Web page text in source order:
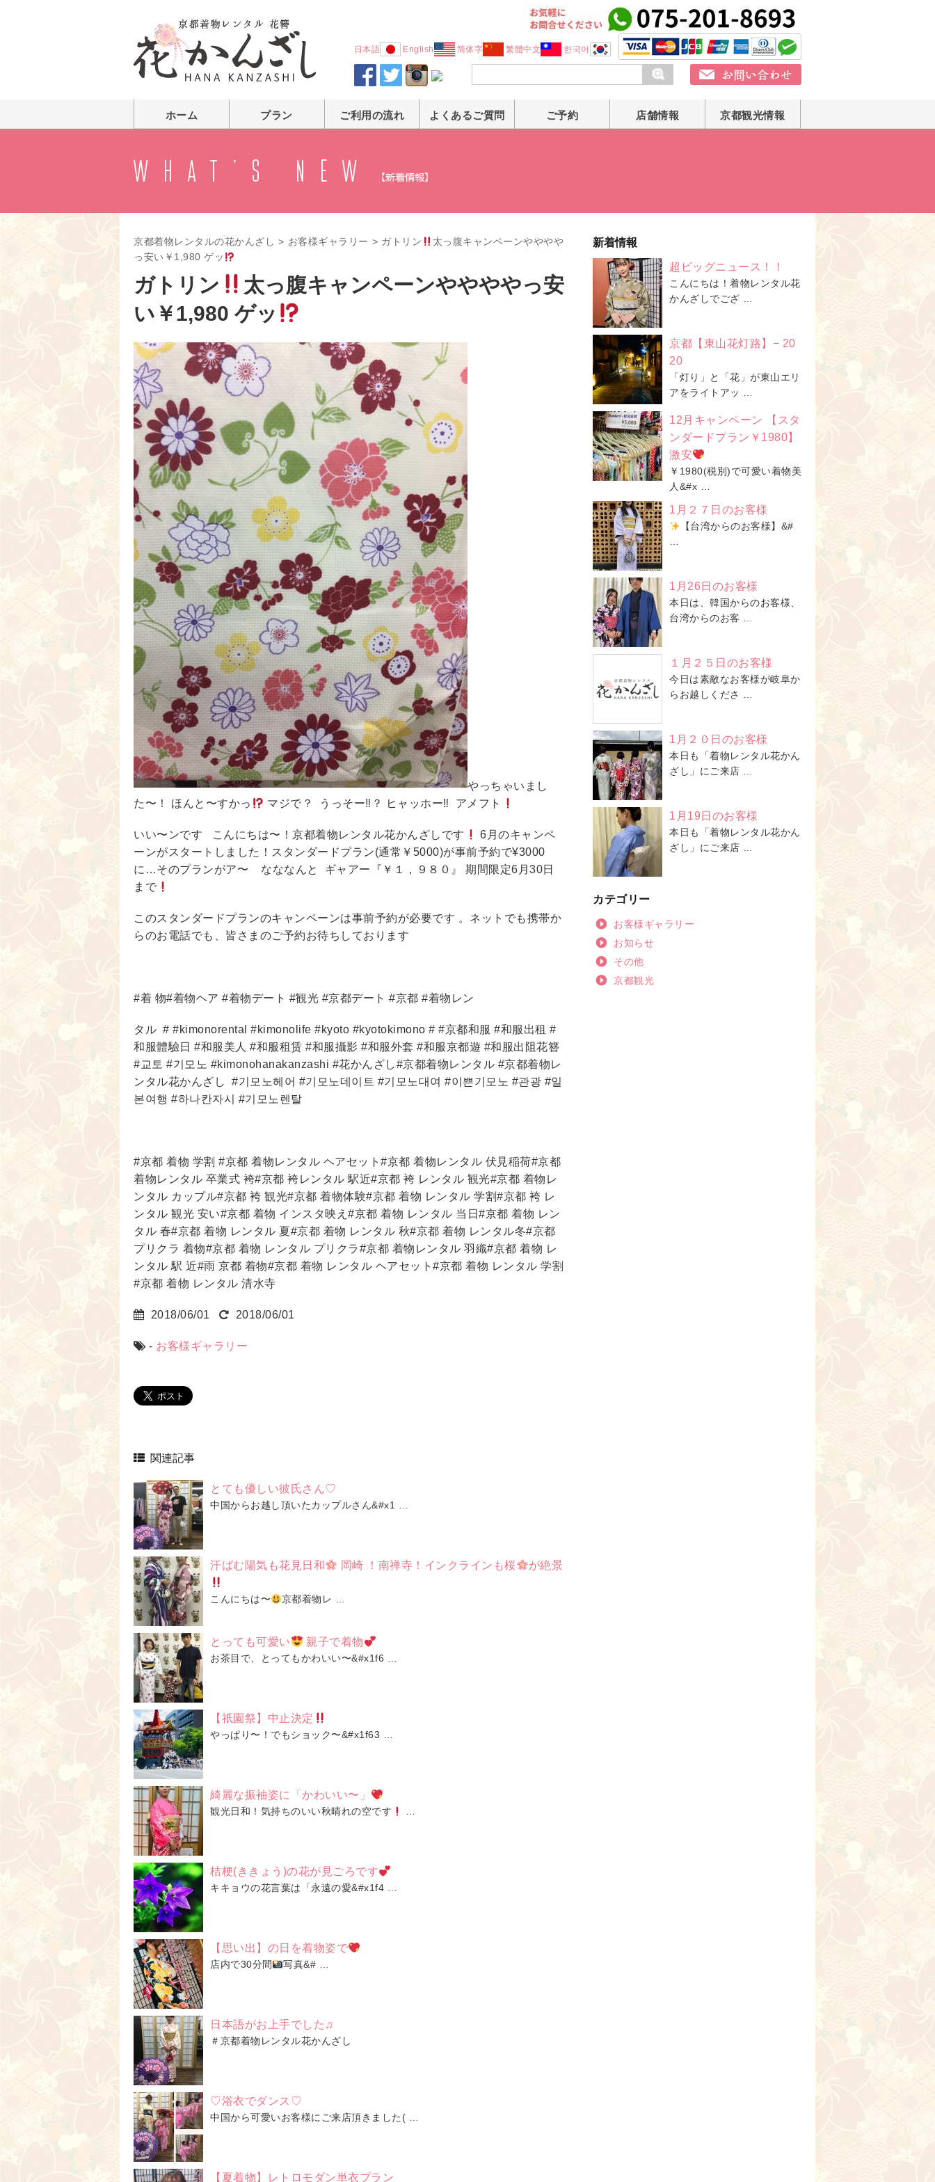
日本語 English 简体字 繁體中文 한국어
ホーム プラン ご利用の流れ よくあるご質問 ご予約 店舗情報 京都観光情報
京都着物レンタルの花かんざし > お客様ギャラリー > ガトリン
太っ腹キャンペーンやややや
っ安い￥1,980 ゲッ
ガトリン
太っ腹キャンペーンややややっ安
い￥1,980 ゲッ
やっちゃいまし
た〜！ ほんと〜すかっ
マジで？ うっそー‼︎？ ヒャッホー‼︎ アメフト
いい〜ンです こんにちは〜！京都着物レンタル花かんざしです
6月のキャンペ
ーンがスタートしました！スタンダードプラン(通常￥5000)が事前予約で¥3000
に…そのプランがア〜 なななんと ギャアー『￥１，９８０』 期間限定6月30日
まで
このスタンダードプランのキャンペーンは事前予約が必要です 。ネットでも携帯か
らのお電話でも、皆さまのご予約お待ちしております
#着 物#着物ヘア #着物デート #観光 #京都デート #京都 #着物レン
タル # #kimonorental #kimonolife #kyoto #kyotokimono # #京都和服 #和服出租 #
和服體驗日 #和服美人 #和服租赁 #和服攝影 #和服外套 #和服京都遊 #和服出阻花簪
#교토 #기모노 #kimonohanakanzashi #花かんざし#京都着物レンタル #京都着物レ
ンタル花かんざし
#기모노헤어 #기모노데이트 #기모노대여 #이쁜기모노 #관광 #일
본여행 #하나칸자시 #기모노렌탈
#京都 着物 学割 #京都 着物レンタル ヘアセット#京都 着物レンタル 伏見稲荷#京都
着物レンタル 卒業式 袴#京都 袴レンタル 駅近#京都 袴 レンタル 観光#京都 着物レ
ンタル カップル#京都 袴 観光#京都 着物体験#京都 着物 レンタル 学割#京都 袴 レ
ンタル 観光 安い#京都 着物 インスタ映え#京都 着物 レンタル 当日#京都 着物 レン
タル 春#京都 着物 レンタル 夏#京都 着物 レンタル 秋#京都 着物 レンタル冬#京都
プリクラ 着物#京都 着物 レンタル プリクラ#京都 着物レンタル 羽織#京都 着物 レ
ンタル 駅 近#雨 京都 着物#京都 着物 レンタル ヘアセット#京都 着物 レンタル 学割
#京都 着物 レンタル 清水寺
2018/06/01 2018/06/01
- お客様ギャラリー
関連記事
とても優しい彼氏さん♡
中国からお越し頂いたカップルさん&#x1 …
汗ばむ陽気も花見日和 岡崎 ！南禅寺！インクラインも桜 が絶景
こんにちは〜 京都着物レ …
とっても可愛い 親子で着物
お茶目で、とってもかわいい〜&#x1f6 …
【祇園祭】中止決定
やっぱり〜！でもショック〜&#x1f63 …
綺麗な振袖姿に「かわいい〜」
観光日和！気持ちのいい秋晴れの空です …
桔梗(ききょう)の花が見ごろです
キキョウの花言葉は「永遠の愛&#x1f4 …
【思い出】の日を着物姿で
店内で30分間 写真&# …
日本語がお上手でした♫
＃京都着物レンタル花かんざし
♡浴衣でダンス♡
中国から可愛いお客様にご来店頂きました( …
【夏着物】レトロモダン単衣プラン
新着情報
超ビッグニュース！！
こんにちは！着物レンタル花
かんざしでござ …
京都【東山花灯路】− 20
20
「灯り」と「花」が東山エリ
アをライトアッ …
12月キャンペーン 【スタ
ンダードプラン￥1980】
激安
￥1980(税別)で可愛い着物美
人&#x …
1月２７日のお客様
【台湾からのお客様】&#
…
1月26日のお客様
本日は、韓国からのお客様、
台湾からのお客 …
１月２５日のお客様
今日は素敵なお客様が岐阜か
らお越しくださ …
1月２０日のお客様
本日も「着物レンタル花かん
ざし」にご来店 …
1月19日のお客様
本日も「着物レンタル花かん
ざし」にご来店 …
カテゴリー
お客様ギャラリー
お知らせ
その他
京都観光